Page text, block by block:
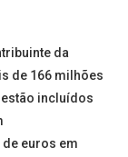
da
de 166 milhões
incluídos
euros em